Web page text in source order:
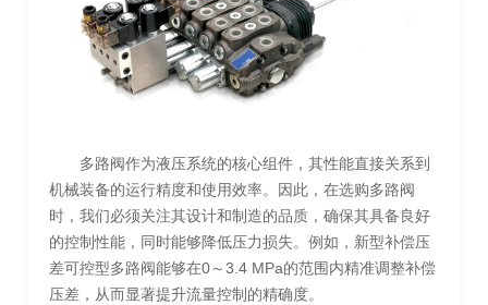
多路阀作为液压系统的核心组件，其性能直接关系到
机械装备的运行精度和使用效率。因此，在选购多路阀
时，我们必须关注其设计和制造的品质，确保其具备良好
的控制性能，同时能够降低压力损失。例如，新型补偿压
差可控型多路阀能够在0～3.4 MPa的范围内精准调整补偿
压差，从而显著提升流量控制的精确度。